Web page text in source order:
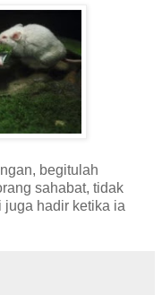
begitulah
sahabat, tidak
juga hadir ketika ia